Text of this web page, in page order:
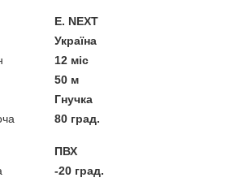
E. NEXT
Україна
12 міс
50 м
Гнучка
80 град.
ПВХ
-20 град.